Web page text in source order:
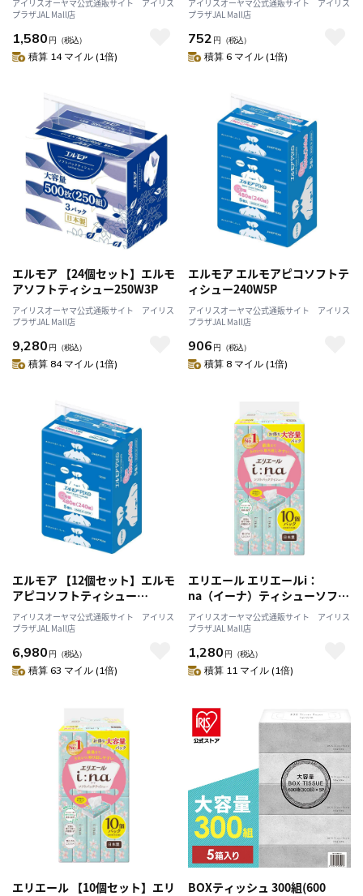
アイリスオーヤマ公式通販サイト アイリス
プラザJAL Mall店
1,580 円 （税込）
積算 14 マイル (1倍)
アイリスオーヤマ公式通販サイト アイリス
プラザJAL Mall店
752 円 （税込）
積算 6 マイル (1倍)
エルモア 【24個セット】エルモ
アソフトティシュー250W3P
アイリスオーヤマ公式通販サイト アイリス
プラザJAL Mall店
9,280 円 （税込）
積算 84 マイル (1倍)
エルモア エルモアピコソフトテ
ィシュー240W5P
アイリスオーヤマ公式通販サイト アイリス
プラザJAL Mall店
906 円 （税込）
積算 8 マイル (1倍)
エルモア 【12個セット】エルモ
アピコソフトティシュー
240W5P
アイリスオーヤマ公式通販サイト アイリス
プラザJAL Mall店
6,980 円 （税込）
積算 63 マイル (1倍)
エリエール エリエールi：
na（イーナ）ティシューソフト
パック150W10P 142480
アイリスオーヤマ公式通販サイト アイリス
プラザJAL Mall店
1,280 円 （税込）
積算 11 マイル (1倍)
エリエール 【10個セット】エリ
BOXティッシュ 300組(600